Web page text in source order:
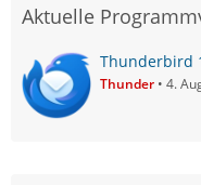
Aktuelle
Thunderbird
Thunder 4.